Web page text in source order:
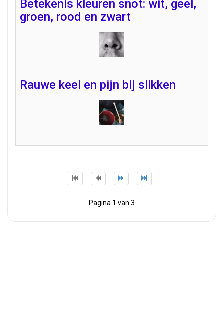
Betekenis kleuren snot: wit, geel,
groen, rood en zwart
Rauwe keel en pijn bij slikken
Pagina 1 van 3